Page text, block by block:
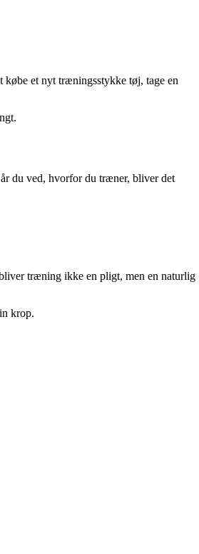
et nyt træningsstykke tøj, tage en
du ved, hvorfor du træner, bliver det
træning ikke en pligt, men en naturlig
krop.